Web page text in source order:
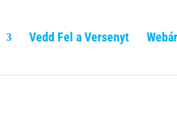
Vedd Fel a Versenyt